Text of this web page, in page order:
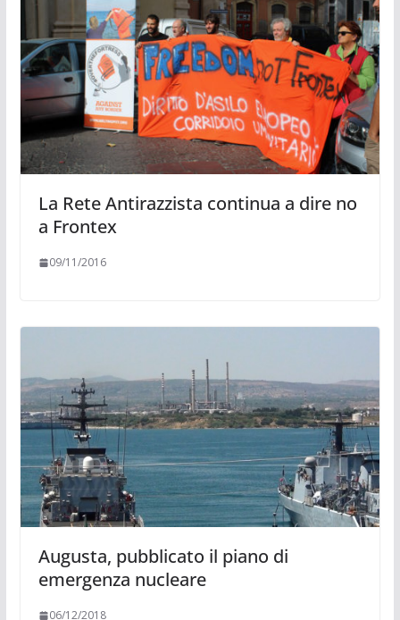
La Rete Antirazzista continua a dire no
a Frontex
09/11/2016
Augusta, pubblicato il piano di
emergenza nucleare
06/12/2018